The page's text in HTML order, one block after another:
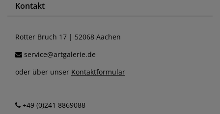
Kontakt
Rotter Bruch 17 | 52068 Aachen
service@artgalerie.de
oder über unser Kontaktformular
+49 (0)241 8869088